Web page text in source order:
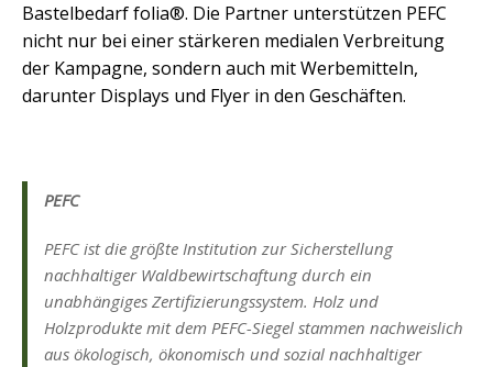
Bastelbedarf folia®. Die Partner unterstützen PEFC
nicht nur bei einer stärkeren medialen Verbreitung
der Kampagne, sondern auch mit Werbemitteln,
darunter Displays und Flyer in den Geschäften.
PEFC
PEFC ist die größte Institution zur Sicherstellung
nachhaltiger Waldbewirtschaftung durch ein
unabhängiges Zertifizierungssystem. Holz und
Holzprodukte mit dem PEFC-Siegel stammen nachweislich
aus ökologisch, ökonomisch und sozial nachhaltiger